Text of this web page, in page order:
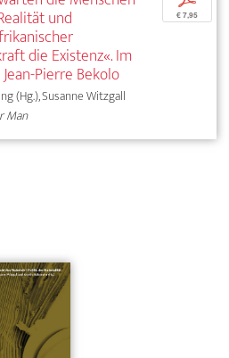
und
die Existenz«. Im
Pierre Bekolo
(Hg.), Susanne Witzgall
Man
€ 7,95